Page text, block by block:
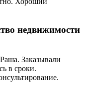
недвижимости
Заказывали
в сроки.